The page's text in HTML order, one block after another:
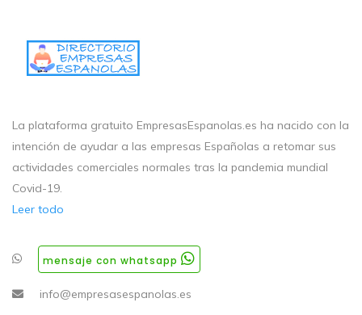
La plataforma gratuito EmpresasEspanolas.es ha nacido con la
intención de ayudar a las empresas Españolas a retomar sus
actividades comerciales normales tras la pandemia mundial
Covid-19.
Leer todo
mensaje con whatsapp
info@empresasespanolas.es